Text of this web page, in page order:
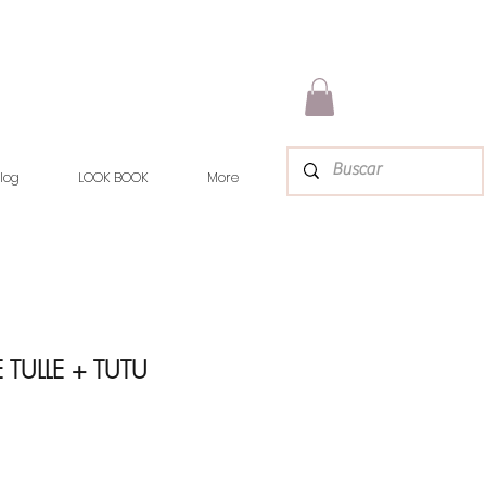
LOOK BOOK More
+ TUTU